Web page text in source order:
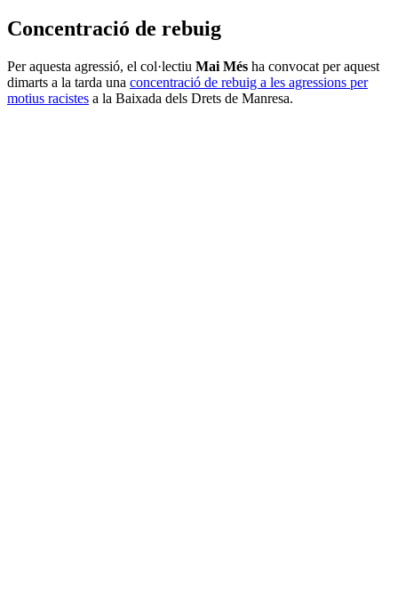
Concentració de rebuig
Per aquesta agressió, el col·lectiu Mai Més ha convocat per aquest
dimarts a la tarda una concentració de rebuig a les agressions per
motius racistes a la Baixada dels Drets de Manresa.